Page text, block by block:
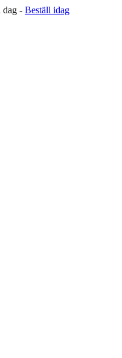
dag - Beställ idag